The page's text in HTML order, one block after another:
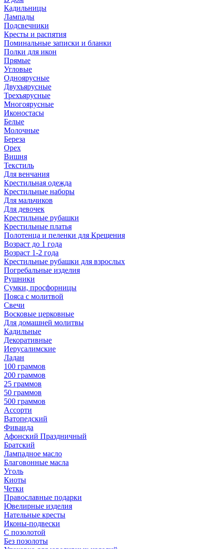
Кадильницы
Лампады
Подсвечники
Кресты и распятия
Поминальные записки и бланки
Полки для икон
Прямые
Угловые
Одноярусные
Двухъярусные
Трехъярусные
Многоярусные
Иконостасы
Белые
Молочные
Береза
Орех
Вишня
Текстиль
Для венчания
Крестильная одежда
Крестильные наборы
Для мальчиков
Для девочек
Крестильные рубашки
Крестильные платья
Полотенца и пеленки для Крещения
Возраст до 1 года
Возраст 1-2 года
Крестильные рубашки для взрослых
Погребальные изделия
Рушники
Сумки, просфорницы
Пояса с молитвой
Свечи
Восковые церковные
Для домашней молитвы
Кадильные
Декоративные
Иерусалимские
Ладан
100 граммов
200 граммов
25 граммов
50 граммов
500 граммов
Ассорти
Ватопедский
Фиваида
Афонский Праздничный
Братский
Лампадное масло
Благовонные масла
Уголь
Киоты
Четки
Православные подарки
Ювелирные изделия
Нательные кресты
Иконы-подвески
С позолотой
Без позолоты